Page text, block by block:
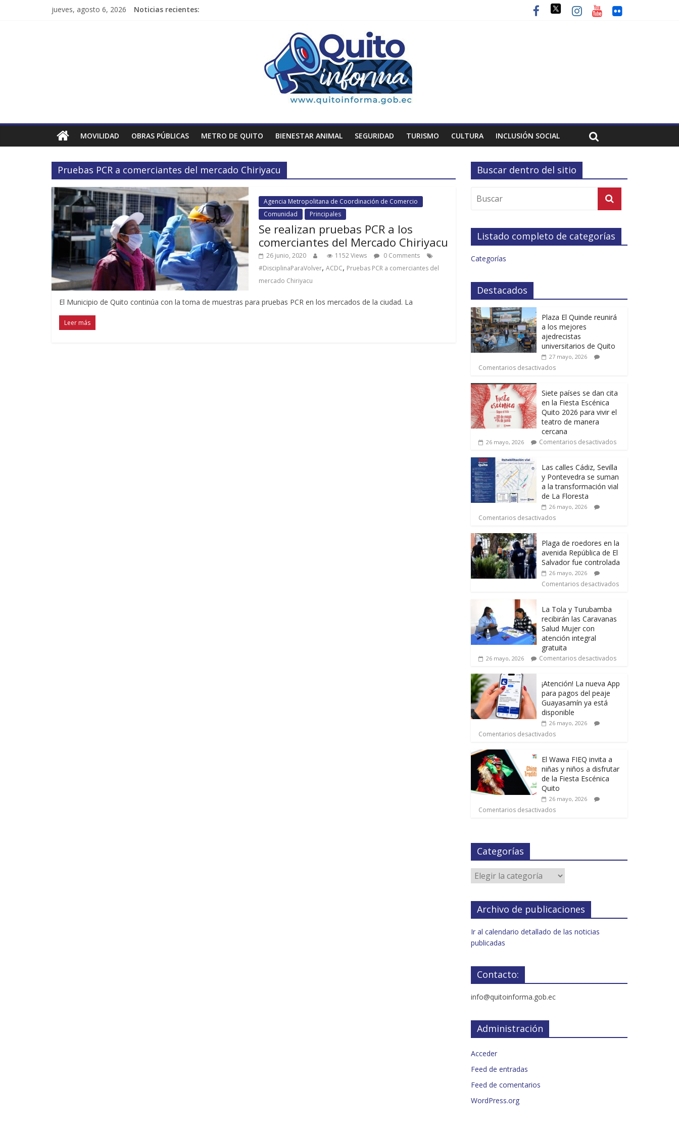
jueves, agosto 6, 2026 Noticias recientes:
MOVILIDAD OBRAS PÚBLICAS METRO DE QUITO BIENESTAR ANIMAL SEGURIDAD TURISMO CULTURA INCLUSIÓN SOCIAL
Pruebas PCR a comerciantes del mercado Chiriyacu
Agencia Metropolitana de Coordinación de Comercio
Comunidad
Principales
Se realizan pruebas PCR a los
comerciantes del Mercado Chiriyacu
26 junio, 2020 1152 Views
0 Comments
#DisciplinaParaVolver, ACDC, Pruebas PCR a comerciantes del
mercado Chiriyacu
El Municipio de Quito continúa con la toma de muestras para pruebas PCR en los mercados de la ciudad. La
Leer más
Buscar dentro del sitio
Listado completo de categorías
Categorías
Destacados
Plaza El Quinde reunirá
a los mejores
ajedrecistas
universitarios de Quito
27 mayo, 2026
Comentarios desactivados
Siete países se dan cita
en la Fiesta Escénica
Quito 2026 para vivir el
teatro de manera
cercana
26 mayo, 2026 Comentarios desactivados
Las calles Cádiz, Sevilla
y Pontevedra se suman
a la transformación vial
de La Floresta
26 mayo, 2026
Comentarios desactivados
Plaga de roedores en la
avenida República de El
Salvador fue controlada
26 mayo, 2026
Comentarios desactivados
La Tola y Turubamba
recibirán las Caravanas
Salud Mujer con
atención integral
gratuita
26 mayo, 2026 Comentarios desactivados
¡Atención! La nueva App
para pagos del peaje
Guayasamín ya está
disponible
26 mayo, 2026
Comentarios desactivados
El Wawa FIEQ invita a
niñas y niños a disfrutar
de la Fiesta Escénica
Quito
26 mayo, 2026
Comentarios desactivados
Categorías
Archivo de publicaciones
Ir al calendario detallado de las noticias
publicadas
Contacto:
info@quitoinforma.gob.ec
Administración
Acceder
Feed de entradas
Feed de comentarios
WordPress.org